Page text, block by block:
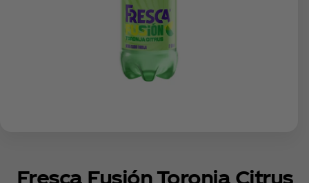
Fresca Fusión Toronja Citrus